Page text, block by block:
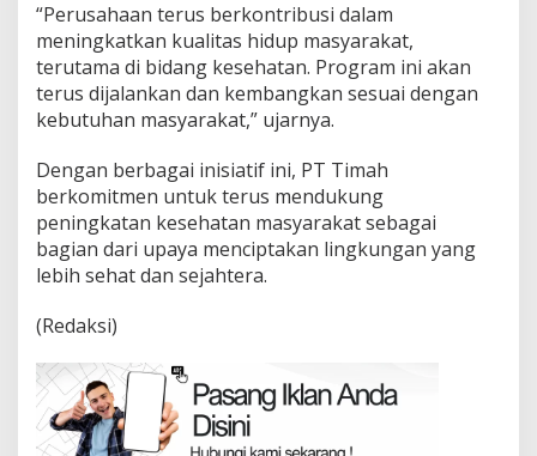
“Perusahaan terus berkontribusi dalam
meningkatkan kualitas hidup masyarakat,
terutama di bidang kesehatan. Program ini akan
terus dijalankan dan kembangkan sesuai dengan
kebutuhan masyarakat,” ujarnya.
Dengan berbagai inisiatif ini, PT Timah
berkomitmen untuk terus mendukung
peningkatan kesehatan masyarakat sebagai
bagian dari upaya menciptakan lingkungan yang
lebih sehat dan sejahtera.
(Redaksi)